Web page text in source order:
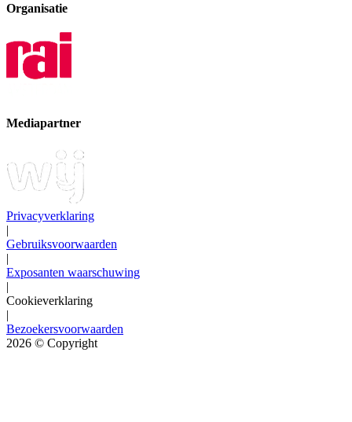
Organisatie
Mediapartner
Privacyverklaring
|
Gebruiksvoorwaarden
|
Exposanten waarschuwing
|
Cookieverklaring
|
Bezoekersvoorwaarden
2026 © Copyright